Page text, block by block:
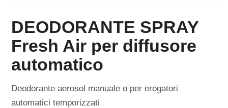
DEODORANTE SPRAY
Fresh Air per diffusore
automatico
Deodorante aerosol manuale o per erogatori
automatici temporizzati